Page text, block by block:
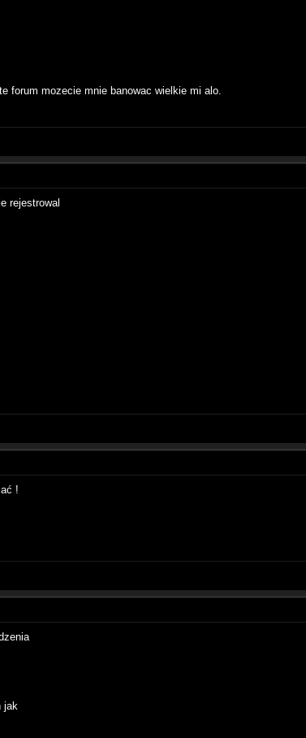
forum mozecie mnie banowac wielkie mi alo.
rejestrowal
!
jak